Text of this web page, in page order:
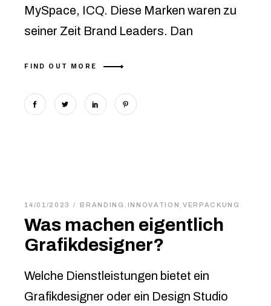
MySpace, ICQ. Diese Marken waren zu
seiner Zeit Brand Leaders. Dan
FIND OUT MORE
14/01/2023 BRANDING INNOVATION ,VERPACKUNG
Was machen eigentlich
Grafikdesigner?
Welche Dienstleistungen bietet ein
Grafikdesigner oder ein Design Studio